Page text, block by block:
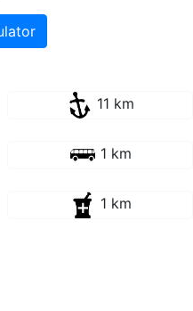
11 km
1 km
1 km